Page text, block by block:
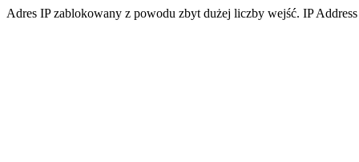
Adres IP zablokowany z powodu zbyt dużej liczby wejść. IP